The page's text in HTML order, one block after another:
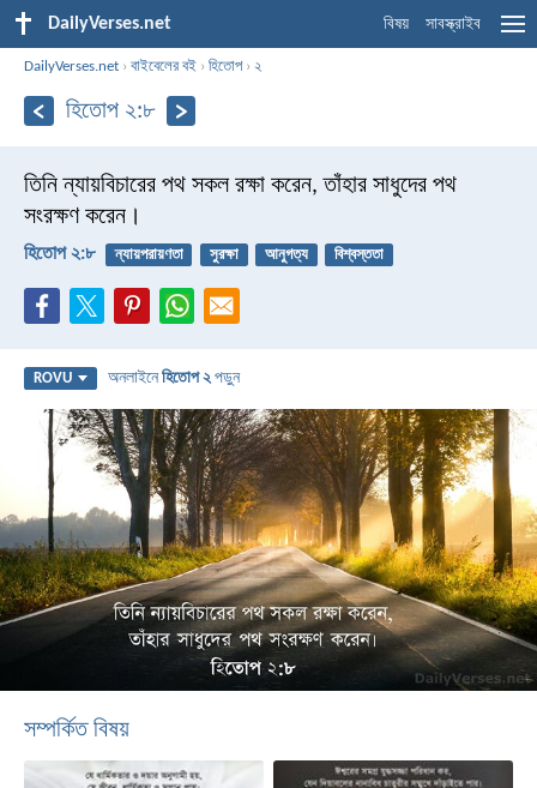
DailyVerses.net বিষয় সাবস্ক্রাইব
DailyVerses.net ›বাইবেলের বই ›হিতোপ›২
হিতোপ ২:৮
তিনি ন্যায়বিচারের পথ সকল রক্ষা করেন, তাঁহার সাধুদের পথ
সংরক্ষণ করেন।
হিতোপ ২:৮ ন্যায়পরায়ণতা সুরক্ষা আনুগত্য বিশ্বস্ততা
ROVU অনলাইনেহিতোপ ২পড়ুন
সম্পর্কিত বিষয়